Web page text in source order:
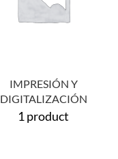
IMPRESIÓN Y
DIGITALIZACIÓN
1 product